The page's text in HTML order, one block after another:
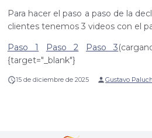
Para hacer el paso a paso de la
clientes tenemos 3 videos con el
Paso 1
Paso 2 Paso 3
{target="_blank"}
15 de diciembre de 2025 Gustavo